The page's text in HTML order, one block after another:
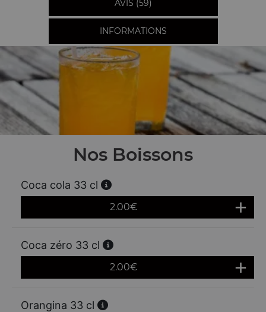
AVIS (59)
INFORMATIONS
Nos Boissons
Coca cola 33 cl
2.00€
Coca zéro 33 cl
2.00€
Orangina 33 cl